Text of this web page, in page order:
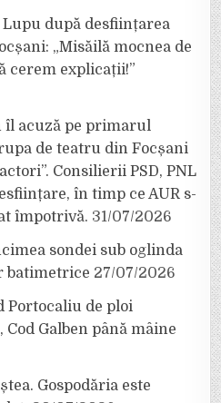
după desființarea
„Misăilă mocnea de
cerem explicații!”
îl acuză pe primarul
de teatru din Focșani
Consilierii PSD, PNL
în timp ce AUR s-
împotrivă. 31/07/2026
sondei sub oglinda
batimetrice 27/07/2026
Portocaliu de ploi
Galben până mâine
Gospodăria este